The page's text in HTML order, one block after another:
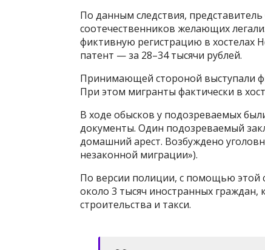
По данным следствия,
соотечественников желающих
фиктивную регистрацию в хостелах
патент — за 28–34 тысячи рублей.
Принимающей стороной выступали
При этом мигранты фактически в
В ходе обысков у подозреваемых
документы. Один подозреваемый
домашний арест. Возбуждено
незаконной миграции»).
По версии полиции, с помощью этой
около 3 тысяч иностранных
строительства и такси.